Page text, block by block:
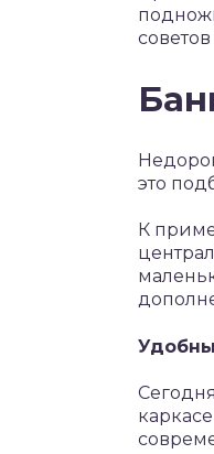
это
К